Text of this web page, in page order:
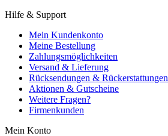
Hilfe & Support
Mein Kundenkonto
Meine Bestellung
Zahlungsmöglichkeiten
Versand & Lieferung
Rücksendungen & Rückerstattungen
Aktionen & Gutscheine
Weitere Fragen?
Firmenkunden
Mein Konto